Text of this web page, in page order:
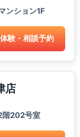
ンション1F
体験・相談予約
店
階202号室